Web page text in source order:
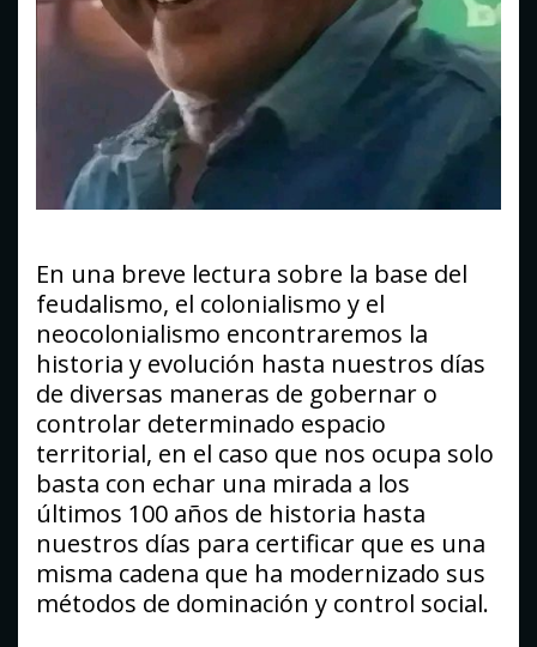
En una breve lectura sobre la base del
feudalismo, el colonialismo y el
neocolonialismo encontraremos la
historia y evolución hasta nuestros días
de diversas maneras de gobernar o
controlar determinado espacio
territorial, en el caso que nos ocupa solo
basta con echar una mirada a los
últimos 100 años de historia hasta
nuestros días para certificar que es una
misma cadena que ha modernizado sus
métodos de dominación y control social.